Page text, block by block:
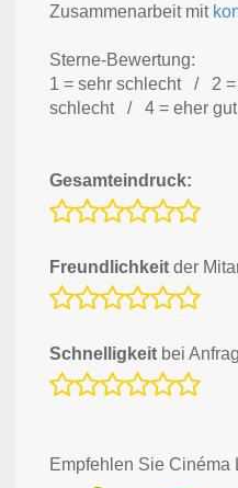
Zusammenarbeit mit
Sterne-Bewertung:
1 = sehr schlecht / 2
schlecht / 4 = eher
Gesamteindruck:
Freundlichkeit der
Schnelligkeit bei
Empfehlen Sie Cinéma